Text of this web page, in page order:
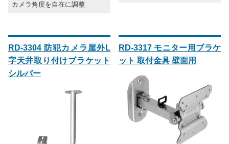
カメラ角度を自在に調整
RD-3304 防犯カメラ屋外L
字天井取り付けブラケット
シルバー
RD-3317 モニター用ブラケ
ット 取付金具 壁面用